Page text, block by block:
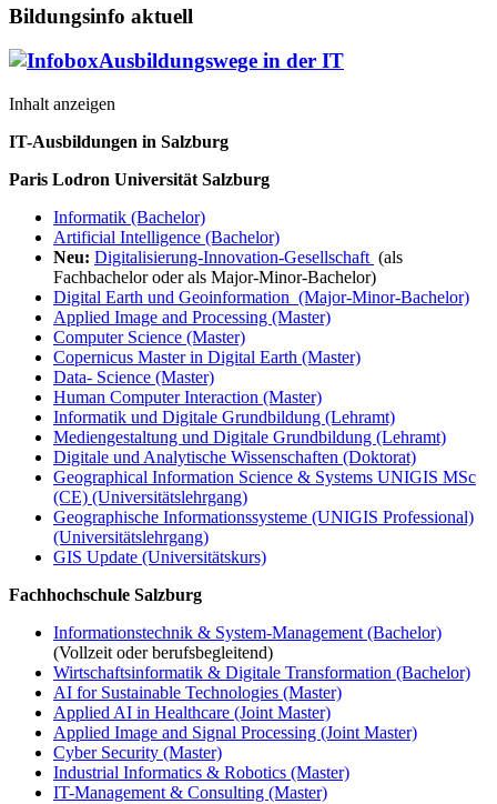
Bildungsinfo aktuell
Ausbildungswege in der IT
Inhalt anzeigen
IT-Ausbildungen in Salzburg
Paris Lodron Universität Salzburg
Informatik (Bachelor)
Artificial Intelligence (Bachelor)
Neu: Digitalisierung-Innovation-Gesellschaft (als
Fachbachelor oder als Major-Minor-Bachelor)
Digital Earth und Geoinformation (Major-Minor-Bachelor)
Applied Image and Processing (Master)
Computer Science (Master)
Copernicus Master in Digital Earth (Master)
Data- Science (Master)
Human Computer Interaction (Master)
Informatik und Digitale Grundbildung (Lehramt)
Mediengestaltung und Digitale Grundbildung (Lehramt)
Digitale und Analytische Wissenschaften (Doktorat)
Geographical Information Science & Systems UNIGIS MSc
(CE) (Universitätslehrgang)
Geographische Informationssysteme (UNIGIS Professional)
(Universitätslehrgang)
GIS Update (Universitätskurs)
Fachhochschule Salzburg
Informationstechnik & System-Management (Bachelor)
(Vollzeit oder berufsbegleitend)
Wirtschaftsinformatik & Digitale Transformation (Bachelor)
AI for Sustainable Technologies (Master)
Applied AI in Healthcare (Joint Master)
Applied Image and Signal Processing (Joint Master)
Cyber Security (Master)
Industrial Informatics & Robotics (Master)
IT-Management & Consulting (Master)